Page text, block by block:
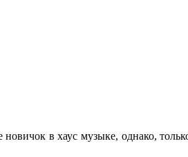
в хаус музыке, однако,